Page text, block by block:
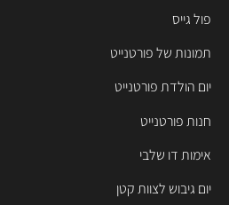
פול גייס
תמונות של פורטנייט
יום הולדת פורטנייט
חנות פורטנייט
אימות דו שלבי
יום גיבוש לצוות קטן